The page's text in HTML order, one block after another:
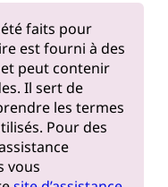
faits pour
est fourni à des
peut contenir
Il sert de
les termes
Pour des
vous